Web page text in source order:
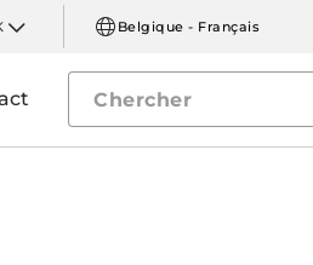
Belgique - Français